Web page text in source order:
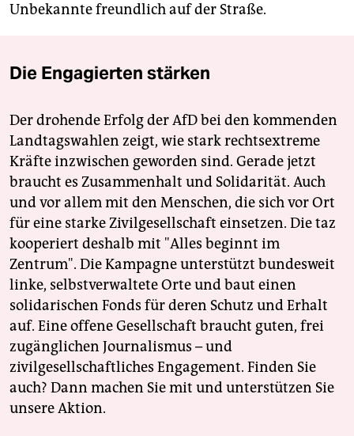
Unbekannte freundlich auf der Straße.
Die Engagierten stärken
Der drohende Erfolg der AfD bei den kommenden
Landtagswahlen zeigt, wie stark rechtsextreme
Kräfte inzwischen geworden sind. Gerade jetzt
braucht es Zusammenhalt und Solidarität. Auch
und vor allem mit den Menschen, die sich vor Ort
für eine starke Zivilgesellschaft einsetzen. Die taz
kooperiert deshalb mit "Alles beginnt im
Zentrum". Die Kampagne unterstützt bundesweit
linke, selbstverwaltete Orte und baut einen
solidarischen Fonds für deren Schutz und Erhalt
auf. Eine offene Gesellschaft braucht guten, frei
zugänglichen Journalismus – und
zivilgesellschaftliches Engagement. Finden Sie
auch? Dann machen Sie mit und unterstützen Sie
unsere Aktion.